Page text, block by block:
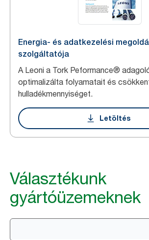
Energia- és adatkezelési
szolgáltatója
A Leoni a Tork Peformance®
optimalizálta folyamatait és
hulladékmennyiséget.
Letöltés
Választékunk
gyártóüzemeknek